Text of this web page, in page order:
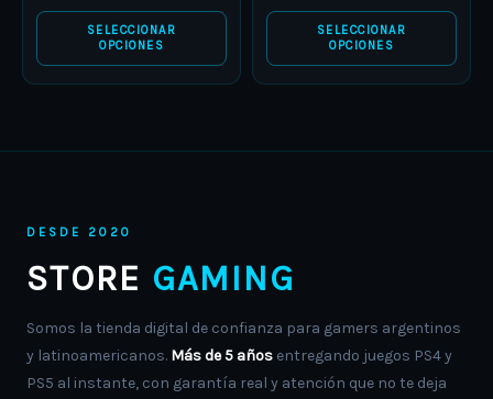
SELECCIONAR
OPCIONES
SELECCIONAR
OPCIONES
DESDE 2020
STORE GAMING
Somos la tienda digital de confianza para gamers argentinos
y latinoamericanos. Más de 5 años entregando juegos PS4 y
PS5 al instante, con garantía real y atención que no te deja